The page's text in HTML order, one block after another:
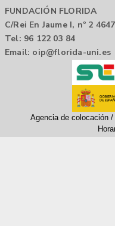
FUNDACIÓN FLORIDA
C/Rei En Jaume I, nº 2
Tel: 96 122 03 84
Email: oip@florida-uni.es
Agencia de colocación